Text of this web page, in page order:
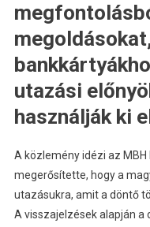
utazási
használják ki
A közlemény idézi az
megerősítette, hogy a
utazásukra, amit a döntő
A visszajelzések alapján a